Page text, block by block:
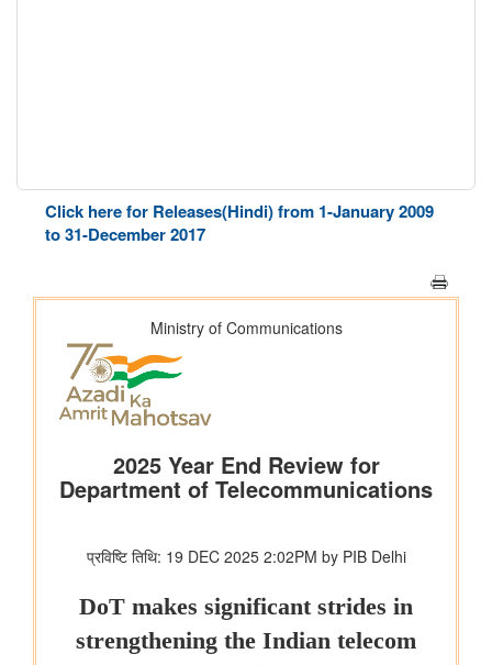
Click here for Releases(Hindi) from 1-January 2009
to 31-December 2017